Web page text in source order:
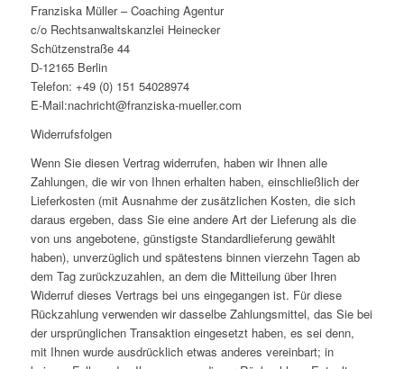
Franziska Müller – Coaching Agentur
c/o Rechtsanwaltskanzlei Heinecker
Schützenstraße 44
D-12165 Berlin
Telefon: +49 (0) 151 54028974
E-Mail:nachricht@franziska-mueller.com
Widerrufsfolgen
Wenn Sie diesen Vertrag widerrufen, haben wir Ihnen alle
Zahlungen, die wir von Ihnen erhalten haben, einschließlich der
Lieferkosten (mit Ausnahme der zusätzlichen Kosten, die sich
daraus ergeben, dass Sie eine andere Art der Lieferung als die
von uns angebotene, günstigste Standardlieferung gewählt
haben), unverzüglich und spätestens binnen vierzehn Tagen ab
dem Tag zurückzuzahlen, an dem die Mitteilung über Ihren
Widerruf dieses Vertrags bei uns eingegangen ist. Für diese
Rückzahlung verwenden wir dasselbe Zahlungsmittel, das Sie bei
der ursprünglichen Transaktion eingesetzt haben, es sei denn,
mit Ihnen wurde ausdrücklich etwas anderes vereinbart; in